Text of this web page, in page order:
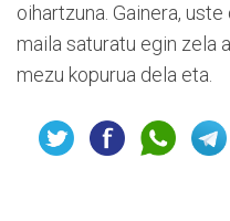
oihartzuna. Gainera,
maila saturatu egin zela
mezu kopurua dela eta.